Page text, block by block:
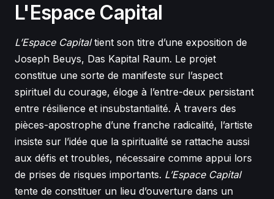
L'Espace Capital
L’Espace Capitaltient son titre d’une exposition de
Joseph Beuys, Das Kapital Raum. Le projet
constitue une sorte de manifeste sur l’aspect
spirituel du courage, éloge à l’entre-deux persistant
entre résilience et insubstantialité. À travers des
pièces-apostrophe d’une franche radicalité, l’artiste
insiste sur l’idée que la spiritualité se rattache aussi
aux défis et troubles, nécessaire comme appui lors
de prises de risques importants. L’Espace Capital
tente de constituer un lieu d’ouverture dans un